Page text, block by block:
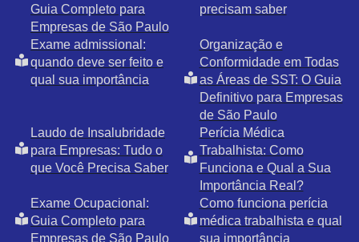
Guia Completo para
Empresas de São Paulo
precisam saber
Exame admissional:
quando deve ser feito e
qual sua importância
Organização e
Conformidade em Todas
as Áreas de SST: O Guia
Definitivo para Empresas
de São Paulo
Laudo de Insalubridade
para Empresas: Tudo o
que Você Precisa Saber
Perícia Médica
Trabalhista: Como
Funciona e Qual a Sua
Importância Real?
Exame Ocupacional:
Guia Completo para
Empresas de São Paulo
Como funciona perícia
médica trabalhista e qual
sua importância